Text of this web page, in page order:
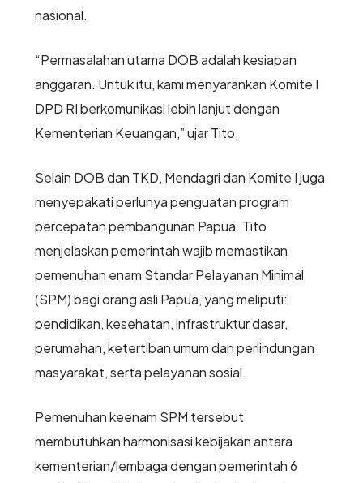
nasional.
“Permasalahan utama DOB adalah kesiapan
anggaran. Untuk itu, kami menyarankan Komite I
DPD RI berkomunikasi lebih lanjut dengan
Kementerian Keuangan,” ujar Tito.
Selain DOB dan TKD, Mendagri dan Komite I juga
menyepakati perlunya penguatan program
percepatan pembangunan Papua. Tito
menjelaskan pemerintah wajib memastikan
pemenuhan enam Standar Pelayanan Minimal
(SPM) bagi orang asli Papua, yang meliputi:
pendidikan, kesehatan, infrastruktur dasar,
perumahan, ketertiban umum dan perlindungan
masyarakat, serta pelayanan sosial.
Pemenuhan keenam SPM tersebut
membutuhkan harmonisasi kebijakan antara
kementerian/lembaga dengan pemerintah 6